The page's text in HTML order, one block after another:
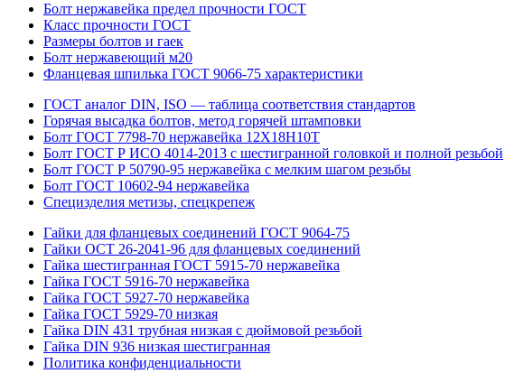
Болт нержавейка предел прочности ГОСТ
Класс прочности ГОСТ
Размеры болтов и гаек
Болт нержавеющий м20
Фланцевая шпилька ГОСТ 9066-75 характеристики
ГОСТ аналог DIN, ISO — таблица соответствия стандартов
Горячая высадка болтов, метод горячей штамповки
Болт ГОСТ 7798-70 нержавейка 12Х18Н10Т
Болт ГОСТ Р ИСО 4014-2013 с шестигранной головкой и полной резьбой
Болт ГОСТ Р 50790-95 нержавейка с мелким шагом резьбы
Болт ГОСТ 10602-94 нержавейка
Специзделия метизы, cпецкрепеж
Гайки для фланцевых соединений ГОСТ 9064-75
Гайки ОСТ 26-2041-96 для фланцевых соединений
Гайка шестигранная ГОСТ 5915-70 нержавейка
Гайка ГОСТ 5916-70 нержавейка
Гайка ГОСТ 5927-70 нержавейка
Гайка ГОСТ 5929-70 низкая
Гайка DIN 431 трубная низкая с дюймовой резьбой
Гайка DIN 936 низкая шестигранная
Политика конфиденциальности